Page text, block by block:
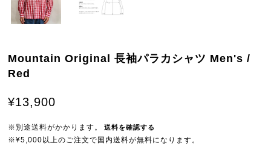
Mountain Original 長袖パラカシャツ Men's /
Red
¥13,900
※別途送料がかかります。 送料を確認する
※¥5,000以上のご注文で国内送料が無料になります。